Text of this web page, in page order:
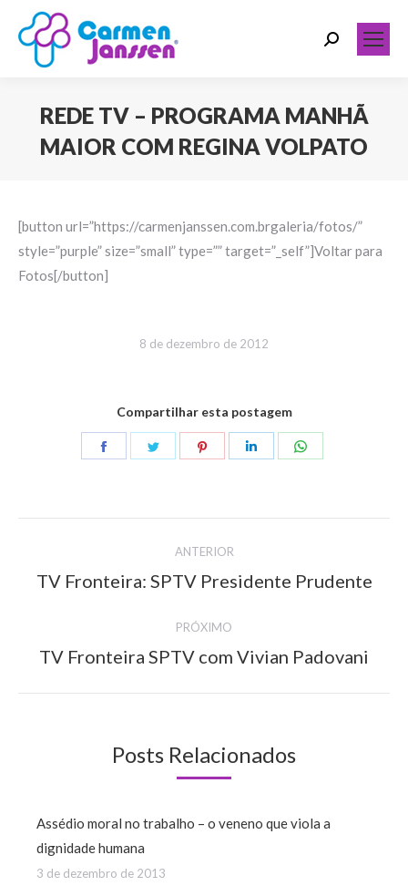
Search:
REDE TV – PROGRAMA MANHÃ
MAIOR COM REGINA VOLPATO
[button url=”https://carmenjanssen.com.brgaleria/fotos/”
style=”purple” size=”small” type=”” target=”_self”]Voltar para
Fotos[/button]
8 de dezembro de 2012
Compartilhar esta postagem
de
ANTERIOR
Post
TV Fronteira: SPTV Presidente Prudente
PRÓXIMO
Próximo
TV Fronteira SPTV com Vivian Padovani
Posts Relacionados
Assédio moral no trabalho – o veneno que viola a
dignidade humana
3 de dezembro de 2013